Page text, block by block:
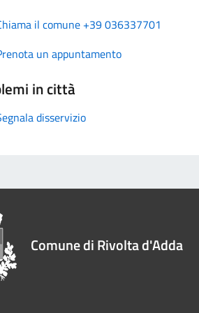
il comune +39 036337701
un appuntamento
in città
disservizio
Comune di Rivolta d'Adda